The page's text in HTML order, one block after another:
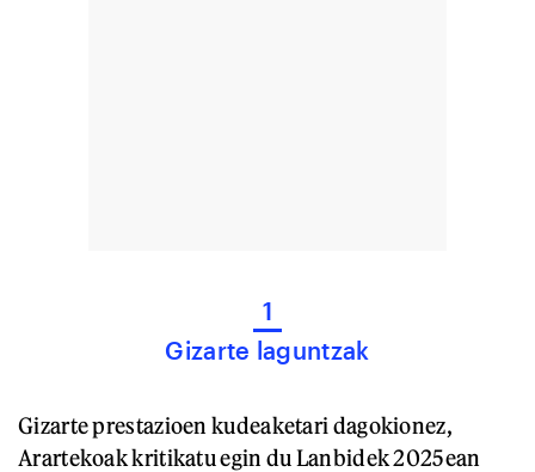
1
Gizarte laguntzak
Gizarte prestazioen kudeaketari dagokionez,
Arartekoak kritikatu egin du Lanbidek 2025ean